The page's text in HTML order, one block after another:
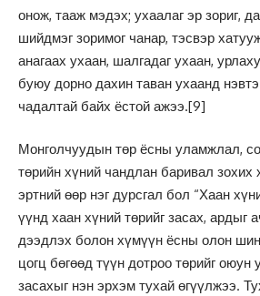
онож, тааж мэдэх; ухаалаг эр зориг,
шийдмэг зоримог чанар, тэсвэр
анагаах ухаан, шалгадаг ухаан,
буюу дорно дахин таван ухаанд
чадалтай байх ёстой ажээ.[9]
Монголчуудын төр ёсны уламжлал,
төрийн хүний чандлан баривал
эртний өөр нэг дурсгал бол “Хаан
үүнд хаан хүний төрийг засах, ардыг
дээдлэх болон хүмүүн ёсны олон
цогц бөгөөд түүн дотроо төрийг
засахыг нэн эрхэм тухай өгүүлжээ.